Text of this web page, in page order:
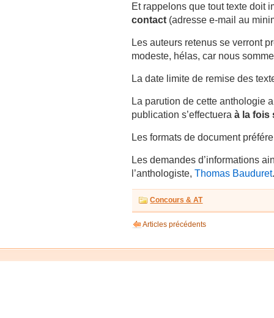
Et rappelons que tout texte doit
contact (adresse e-mail au
Les auteurs retenus se verront
modeste, hélas, car nous
La date limite de remise des
La parution de cette anthologie
publication s’effectueraà la fois
Les formats de document
Les demandes d’informations
l’anthologiste,Thomas Bauduret
Concours & AT
Articles précédents